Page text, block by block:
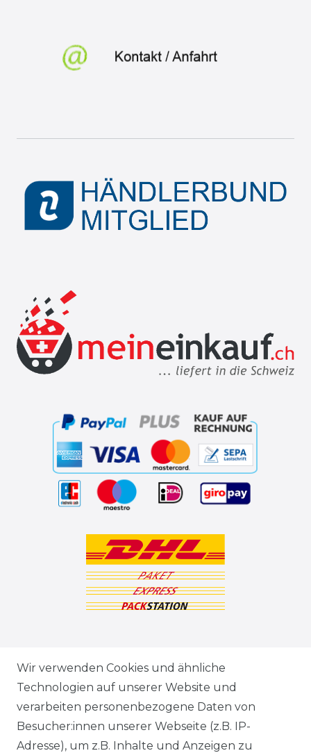
VERSANDARTEN & -KOSTEN
GEWERBETREIBENDE?
Wir verwenden Cookies und ähnliche
Technologien auf unserer Website und
verarbeiten personenbezogene Daten von
Besucher:innen unserer Webseite (z.B. IP-
Adresse), um z.B. Inhalte und Anzeigen zu